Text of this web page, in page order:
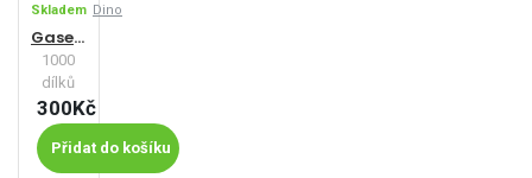
Skladem Dino
Gaseinicova dolina
1000
dílků
300Kč
Přidat do košíku